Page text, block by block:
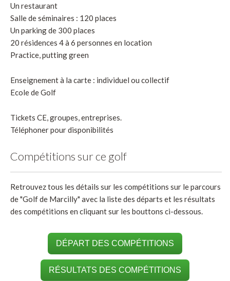
Un restaurant
Salle de séminaires : 120 places
Un parking de 300 places
20 résidences 4 à 6 personnes en location
Practice, putting green
Enseignement à la carte : individuel ou collectif
Ecole de Golf
Tickets CE, groupes, entreprises.
Téléphoner pour disponibilités
Compétitions sur ce golf
Retrouvez tous les détails sur les compétitions sur le parcours
de "Golf de Marcilly" avec la liste des départs et les résultats
des compétitions en cliquant sur les bouttons ci-dessous.
DÉPART DES COMPÉTITIONS
RÉSULTATS DES COMPÉTITIONS